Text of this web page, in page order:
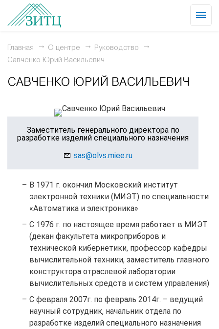
Главная О центре
Руководство
Савченко Юрий Васильевич
САВЧЕНКО ЮРИЙ ВАСИЛЬЕВИЧ
Заместитель генерального директора по
разработке изделий специального назначения
sas@olvs.miee.ru
В 1971 г. окончил Московский институт
электронной техники (МИЭТ) по специальности
«Автоматика и электроника»
С 1976 г. по настоящее время работает в МИЭТ
(декан факультета микроприборов и
технической кибернетики, профессор кафедры
вычислительной техники, заместитель главного
конструктора отраслевой лаборатории
вычислительных средств и систем управления)
С февраля 2007г. по февраль 2014г. – ведущий
научный сотрудник, начальник отдела по
разработке изделий специального назначения